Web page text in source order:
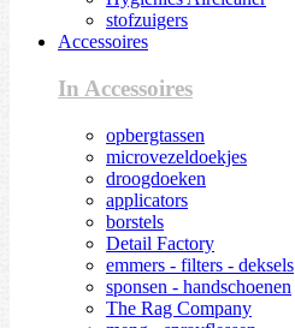
stofzuigers
Accessoires
In Accessoires
opbergtassen
microvezeldoekjes
droogdoeken
applicators
borstels
Detail Factory
emmers - filters - deksels
sponsen - handschoenen
The Rag Company